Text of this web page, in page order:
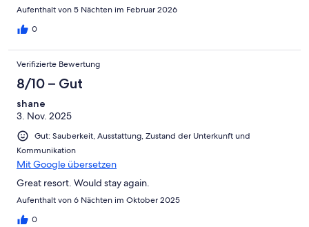
Aufenthalt von 5 Nächten im Februar 2026
0
Verifizierte Bewertung
8/10 – Gut
shane
3. Nov. 2025
Gut: Sauberkeit, Ausstattung, Zustand der Unterkunft und
Kommunikation
Mit Google übersetzen
Great resort. Would stay again.
Aufenthalt von 6 Nächten im Oktober 2025
0